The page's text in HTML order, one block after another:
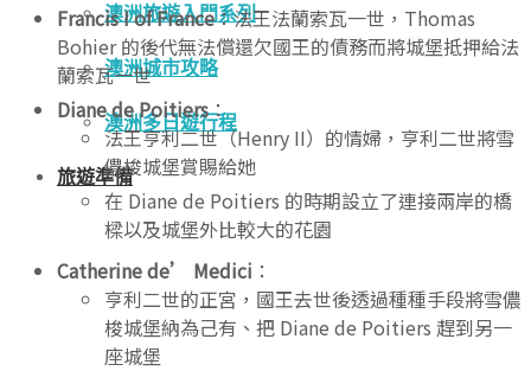
澳洲旅遊入門系列
澳洲城市攻略
澳洲多日遊行程
旅遊準備
Francis I of France：法王法蘭索瓦一世，Thomas
Bohier 的後代無法償還欠國王的債務而將城堡抵押給法
蘭索瓦一世
Diane de Poitiers：
法王亨利二世（Henry II）的情婦，亨利二世將雪
儂梭城堡賞賜給她
在 Diane de Poitiers 的時期設立了連接兩岸的橋
樑以及城堡外比較大的花園
Catherine de’ Medici ：
亨利二世的正宮，國王去世後透過種種手段將雪儂
梭城堡納為己有、把 Diane de Poitiers 趕到另一
座城堡